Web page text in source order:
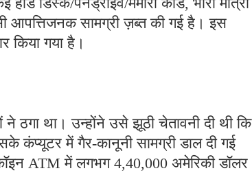
आपत्तिजनक सामग्री ज़ब्त की गई है। इस
किया गया है।
ने ठगा था। उन्होंने उसे झूठी चेतावनी दी थी कि
कंप्यूटर में गैर-कानूनी सामग्री डाल दी गई
ATM में लगभग 4,40,000 अमेरिकी डॉलर